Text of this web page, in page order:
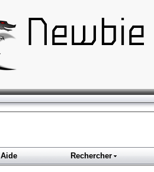
Aide Rechercher